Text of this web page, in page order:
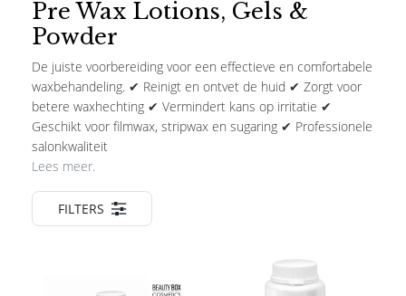
Pre Wax Lotions, Gels &
Powder
De juiste voorbereiding voor een effectieve en comfortabele
waxbehandeling. ✔ Reinigt en ontvet de huid ✔ Zorgt voor
betere waxhechting ✔ Vermindert kans op irritatie ✔
Geschikt voor filmwax, stripwax en sugaring ✔ Professionele
salonkwaliteit
Lees meer.
FILTERS